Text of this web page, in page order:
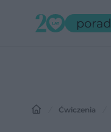
Ćwiczenia